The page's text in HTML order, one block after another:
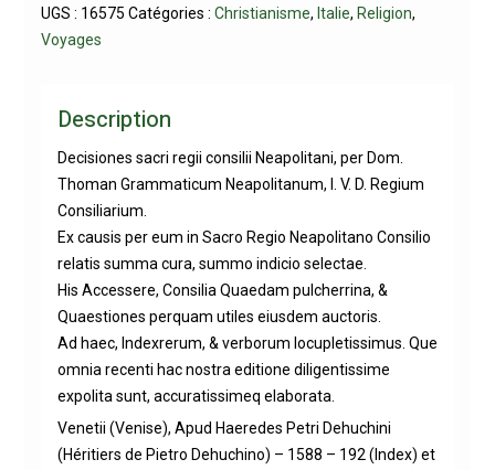
UGS : 16575 Catégories : Christianisme, Italie, Religion,
Voyages
Description
Decisiones sacri regii consilii Neapolitani, per Dom.
Thoman Grammaticum Neapolitanum, I. V. D. Regium
Consiliarium.
Ex causis per eum in Sacro Regio Neapolitano Consilio
relatis summa cura, summo indicio selectae.
His Accessere, Consilia Quaedam pulcherrina, &
Quaestiones perquam utiles eiusdem auctoris.
Ad haec, Indexrerum, & verborum locupletissimus. Que
omnia recenti hac nostra editione diligentissime
expolita sunt, accuratissimeq elaborata.
Venetii (Venise), Apud Haeredes Petri Dehuchini
(Héritiers de Pietro Dehuchino) – 1588 – 192 (Index) et